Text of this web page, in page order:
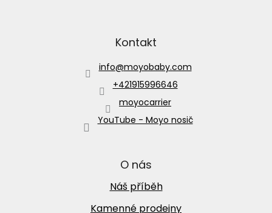
Kontakt
info@moyobaby.com
+421915996646
moyocarrier
YouTube - Moyo nosič
O nás
Náš příběh
Kamenné prodejny